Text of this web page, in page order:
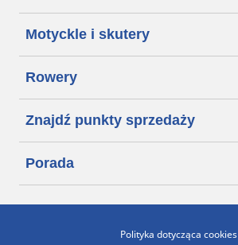
Motyckle i skutery
Rowery
Znajdź punkty sprzedaży
Porada
Polityka dotycząca cookies